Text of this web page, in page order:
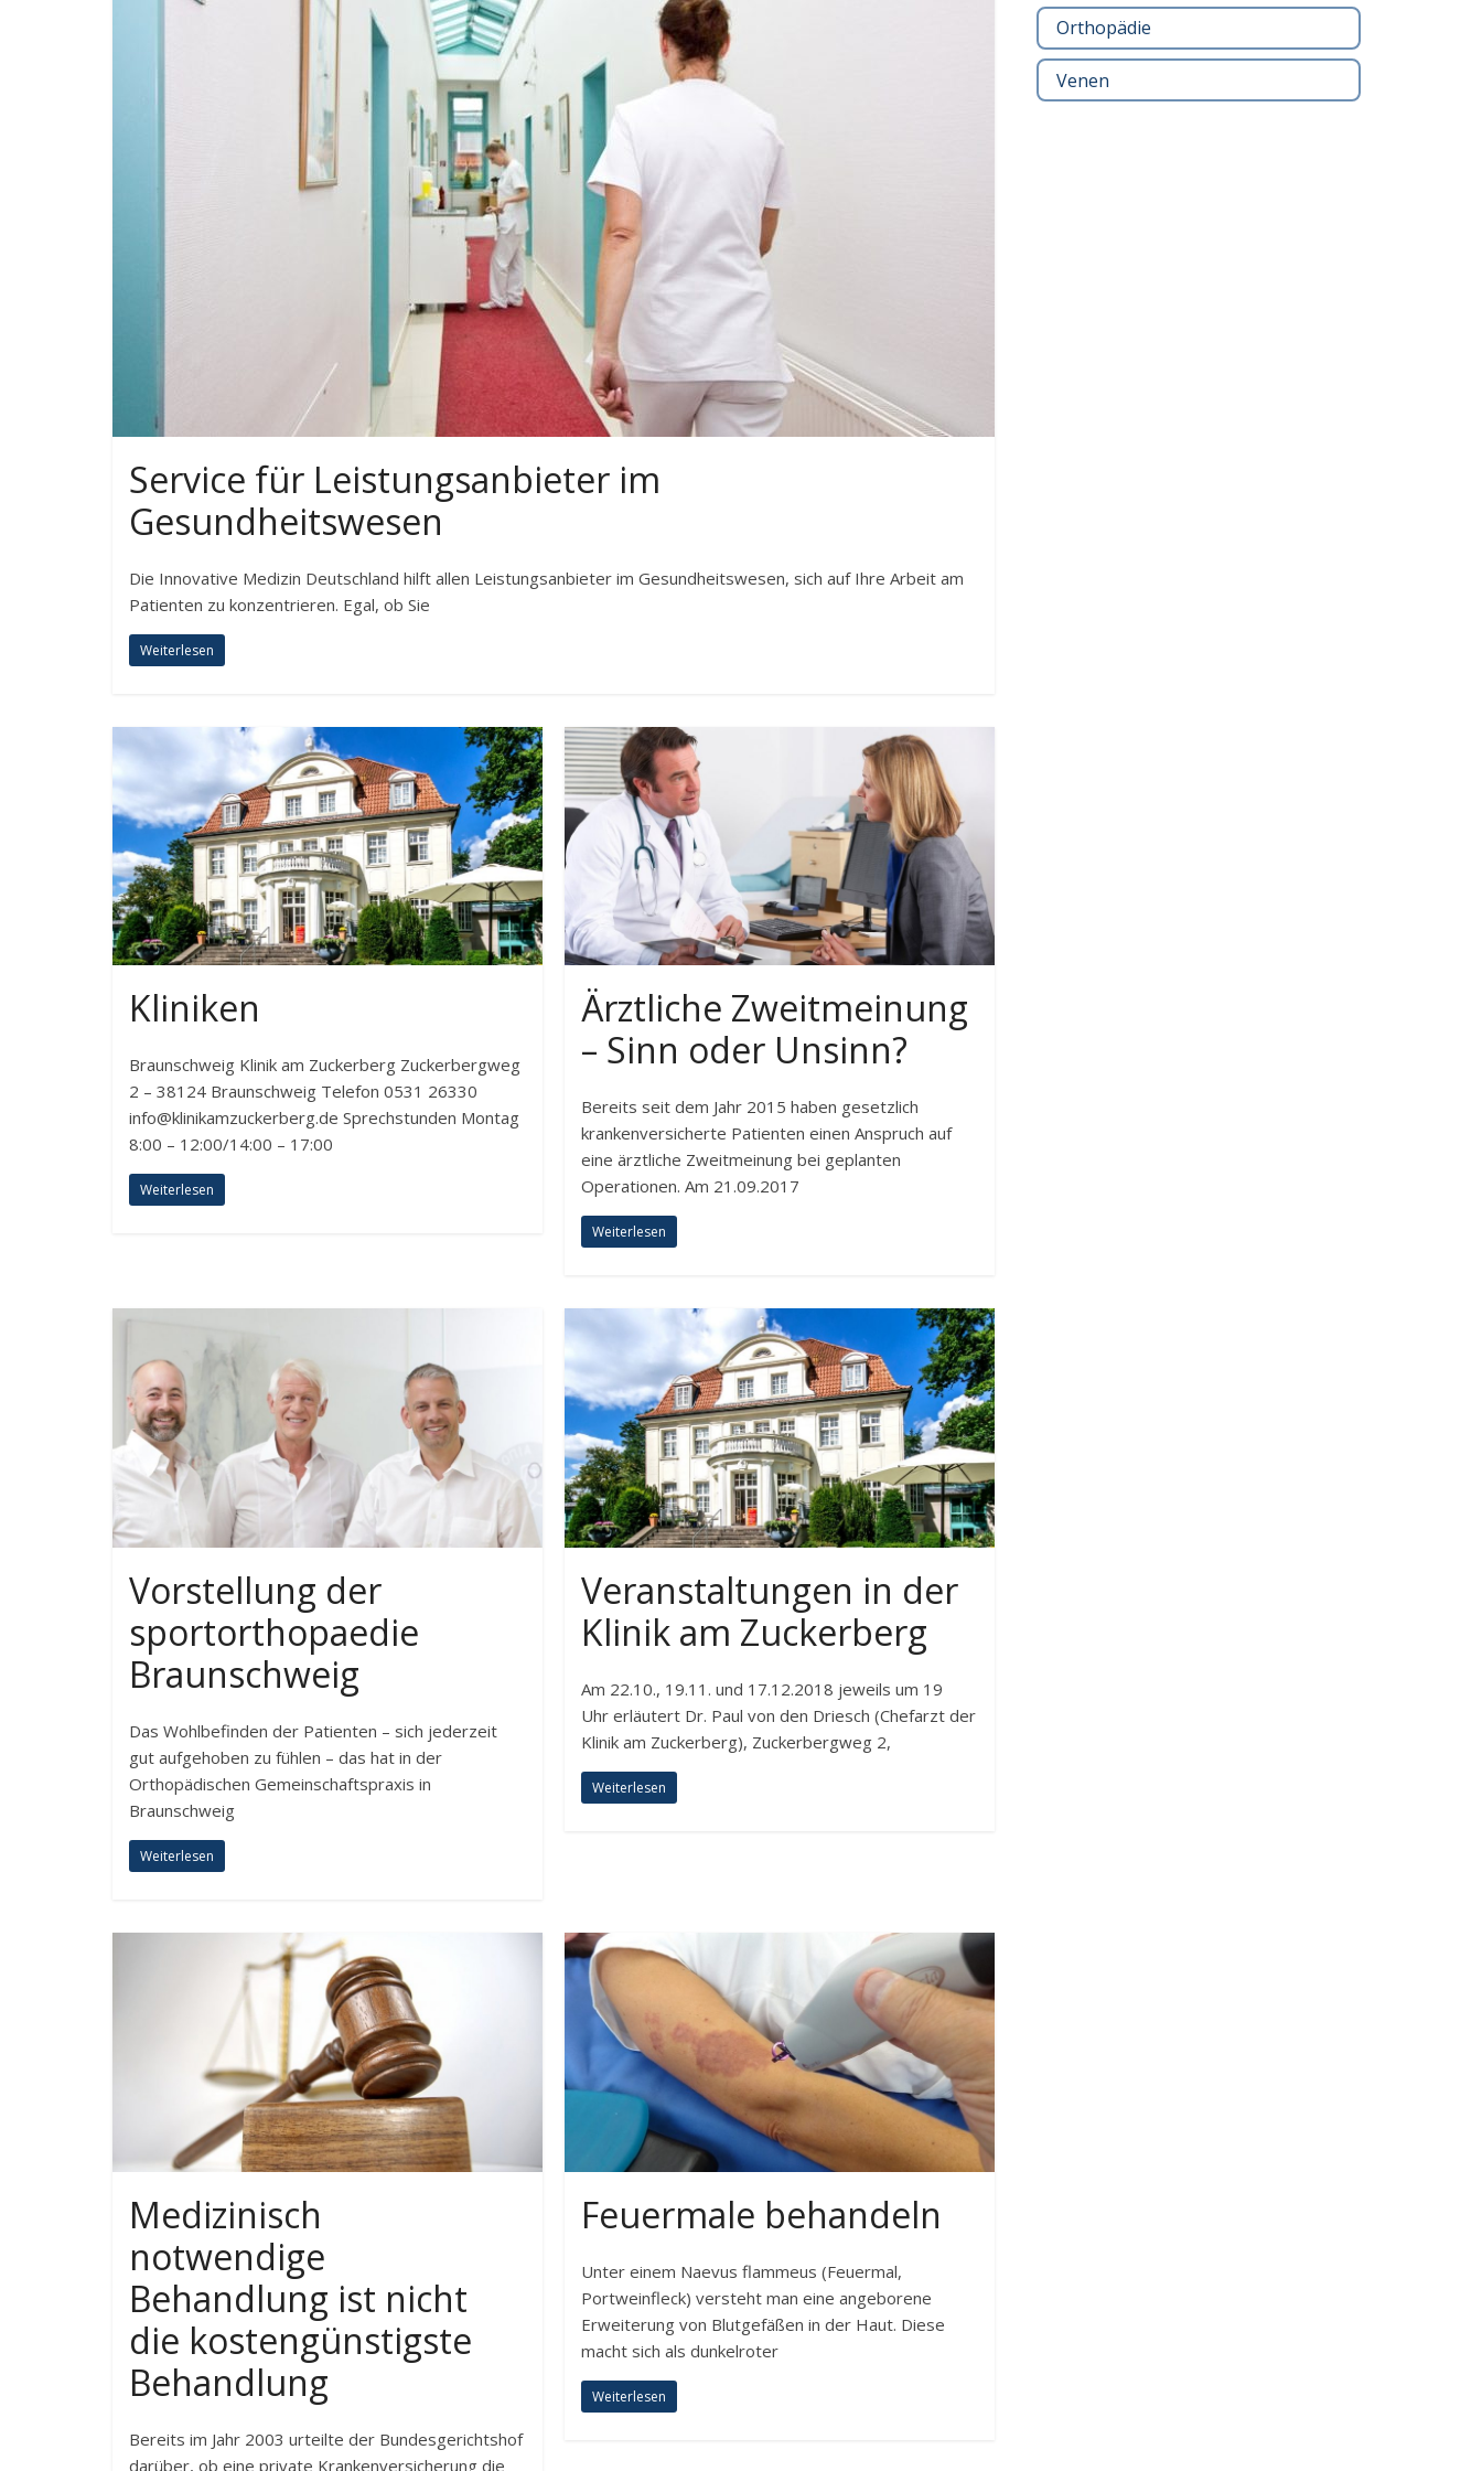
Service für Leistungsanbieter im
Gesundheitswesen
Die Innovative Medizin Deutschland hilft allen Leistungsanbieter im Gesundheitswesen, sich auf Ihre Arbeit am
Patienten zu konzentrieren. Egal, ob Sie
Weiterlesen
Kliniken
Braunschweig Klinik am Zuckerberg Zuckerbergweg
2 – 38124 Braunschweig Telefon 0531 26330
info@klinikamzuckerberg.de Sprechstunden Montag
8:00 – 12:00/14:00 – 17:00
Weiterlesen
Ärztliche Zweitmeinung
– Sinn oder Unsinn?
Bereits seit dem Jahr 2015 haben gesetzlich
krankenversicherte Patienten einen Anspruch auf
eine ärztliche Zweitmeinung bei geplanten
Operationen. Am 21.09.2017
Weiterlesen
Vorstellung der
sportorthopaedie
Braunschweig
Das Wohlbefinden der Patienten – sich jederzeit
gut aufgehoben zu fühlen – das hat in der
Orthopädischen Gemeinschaftspraxis in
Braunschweig
Weiterlesen
Veranstaltungen in der
Klinik am Zuckerberg
Am 22.10., 19.11. und 17.12.2018 jeweils um 19
Uhr erläutert Dr. Paul von den Driesch (Chefarzt der
Klinik am Zuckerberg), Zuckerbergweg 2,
Weiterlesen
Medizinisch
notwendige
Behandlung ist nicht
die kostengünstigste
Behandlung
Bereits im Jahr 2003 urteilte der Bundesgerichtshof
darüber, ob eine private Krankenversicherung die
Feuermale behandeln
Unter einem Naevus flammeus (Feuermal,
Portweinfleck) versteht man eine angeborene
Erweiterung von Blutgefäßen in der Haut. Diese
macht sich als dunkelroter
Weiterlesen
Orthopädie
Venen